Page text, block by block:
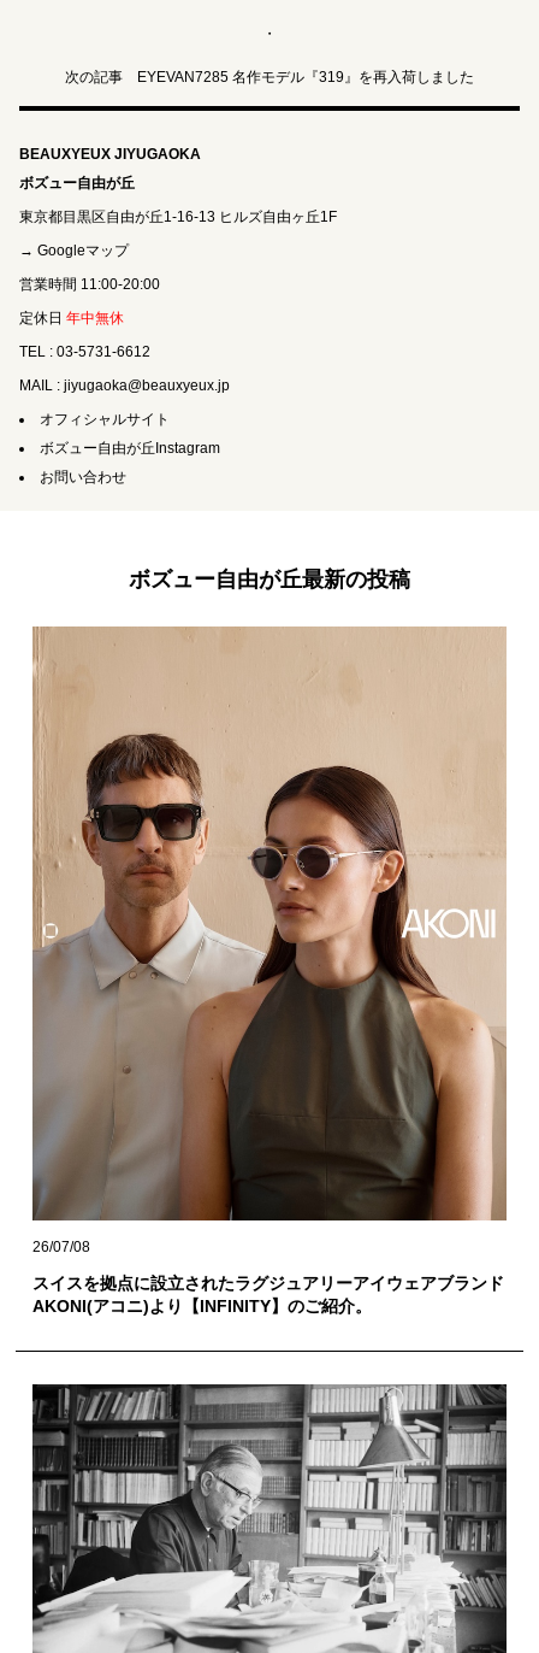
・
次の記事 EYEVAN7285 名作モデル『319』を再入荷しました
BEAUXYEUX JIYUGAOKA
ボズュー自由が丘
東京都目黒区自由が丘1-16-13 ヒルズ自由ヶ丘1F
→ Googleマップ
営業時間 11:00-20:00
定休日 年中無休
TEL : 03-5731-6612
MAIL : jiyugaoka@beauxyeux.jp
オフィシャルサイト
ボズュー自由が丘Instagram
お問い合わせ
ボズュー自由が丘最新の投稿
26/07/08
スイスを拠点に設立されたラグジュアリーアイウェアブランド
AKONI(アコニ)より【INFINITY】のご紹介。